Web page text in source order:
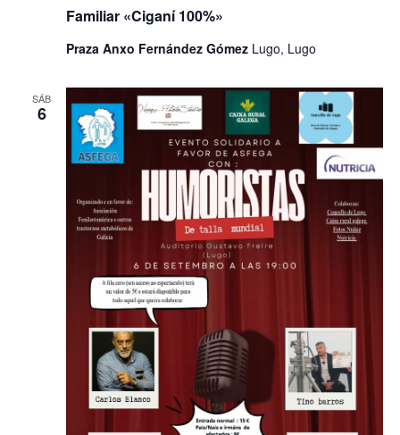
Familiar «Ciganí 100%»
Praza Anxo Fernández Gómez Lugo, Lugo
SÁB
6